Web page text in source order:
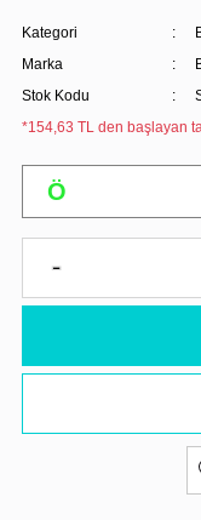
Kategori
Marka
Stok Kodu
*154,63 TL den başlayan